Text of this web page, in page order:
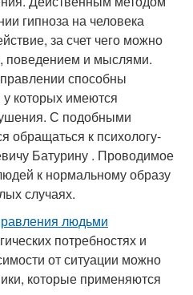
гипноза на человека
за счет чего можно
поведением и мыслями.
способны
которых имеются
С подобными
обращаться к психологу-
Батурину . Проводимое
к нормальному образу
случаях.
людьми
потребностях и
от ситуации можно
которые применяются